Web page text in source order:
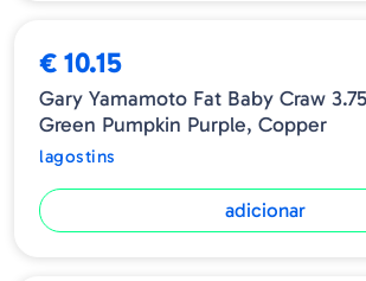
€ 10.15
Gary Yamamoto Fat Baby Craw
Green Pumpkin Purple, Copper
lagostins
adicionar